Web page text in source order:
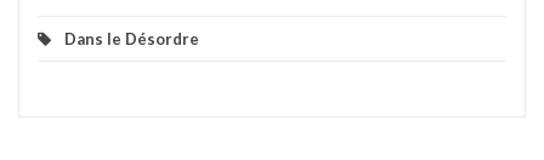
Dans le Désordre